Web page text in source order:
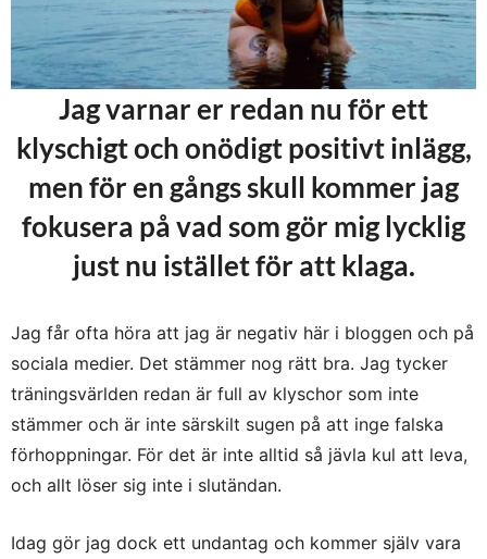
Jag varnar er redan nu för ett
klyschigt och onödigt positivt inlägg,
men för en gångs skull kommer jag
fokusera på vad som gör mig lycklig
just nu istället för att klaga.
Jag får ofta höra att jag är negativ här i bloggen och på
sociala medier. Det stämmer nog rätt bra. Jag tycker
träningsvärlden redan är full av klyschor som inte
stämmer och är inte särskilt sugen på att inge falska
förhoppningar. För det är inte alltid så jävla kul att leva,
och allt löser sig inte i slutändan.
Idag gör jag dock ett undantag och kommer själv vara